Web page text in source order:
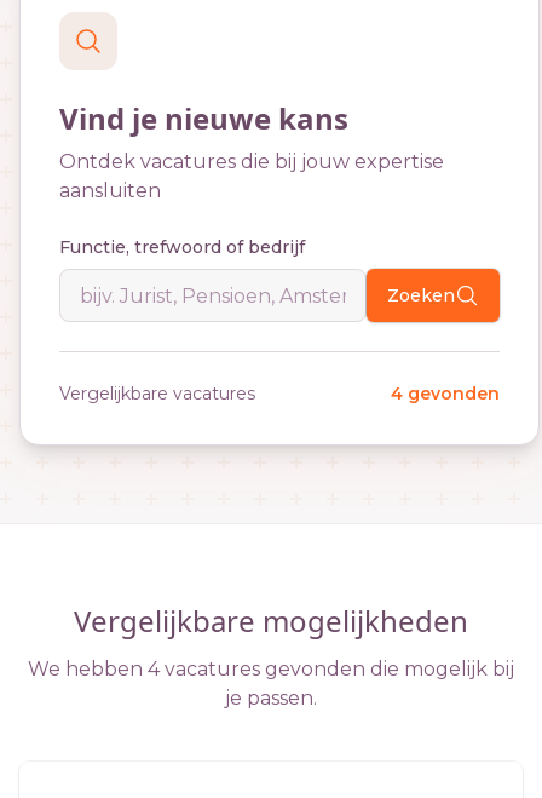
Vind je nieuwe kans
Ontdek vacatures die bij jouw expertise
aansluiten
Functie, trefwoord of bedrijf
Zoeken
Vergelijkbare vacatures 4 gevonden
Vergelijkbare mogelijkheden
We hebben 4 vacatures gevonden die mogelijk bij
je passen.